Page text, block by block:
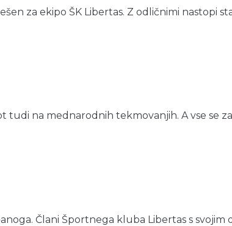
za ekipo ŠK Libertas. Z odličnimi nastopi sta
na mednarodnih tekmovanjih. A vse se
Člani Športnega kluba Libertas s svojim